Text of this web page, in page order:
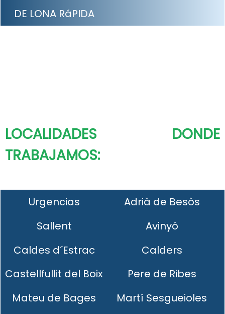
DE LONA RáPIDA
LOCALIDADES DONDE
TRABAJAMOS:
Urgencias
Adrià de Besòs
Sallent
Avinyó
Caldes d´Estrac
Calders
Castellfullit del Boix
Pere de Ribes
Mateu de Bages
Martí Sesgueioles